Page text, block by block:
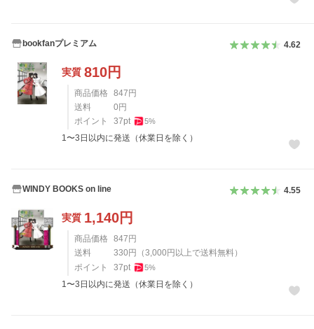
bookfanプレミアム 4.62
実質 810円
商品価格 847 円
送料
0 円
ポイント
37pt 5%
1〜3日以内に発送（休業日を除く）
WINDY BOOKS on line 4.55
実質 1,140円
商品価格 847 円
送料
330 円 （3,000 円以上で送料無料）
ポイント
37pt 5%
1〜3日以内に発送（休業日を除く）